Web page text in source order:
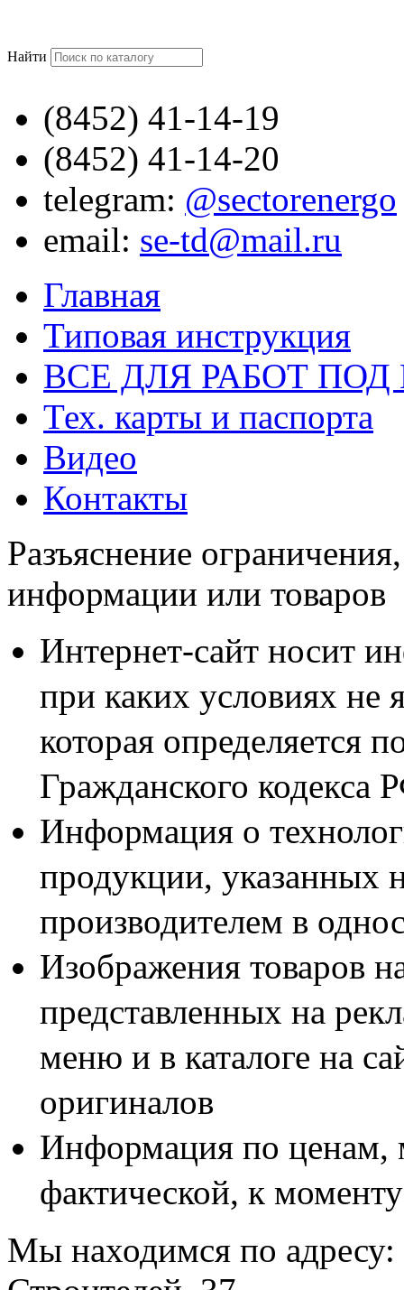
Найти
(8452) 41-14-19
(8452) 41-14-20
telegram: @sectorenergo
email: se-td@mail.ru
Главная
Типовая инструкция
ВСЕ ДЛЯ РАБОТ
Тех. карты и паспорта
Видео
Контакты
Корпуса и
КОРПУС ЗАЩИТЫ
ЭЛЕКТРИЧЕСКОГО
ОПИСАНИЕ И
НАЗНАЧЕНИЕ
Корпус предназначен
счетчиков,
защитного
атмосферных
доступа потребителей
В случае
защита от пожара и
при прикосновении к
повреждения изоляции.
Разъяснение
информации или товаров
Интернет-сайт носит
при каких условиях не
которая определяется
Гражданского кодекса
Информация о
продукции, указанных
производителем в
Изображения товаров
представленных на
меню и в каталоге на
оригиналов
Информация по ценам,
фактической, к
Мы находимся по адресу: